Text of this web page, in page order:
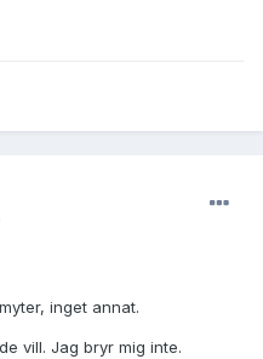
inget annat.
vill. Jag bryr mig inte.